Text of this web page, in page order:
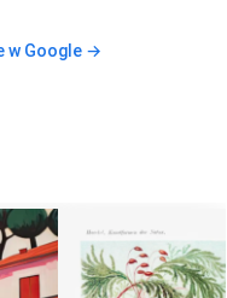
w Google →